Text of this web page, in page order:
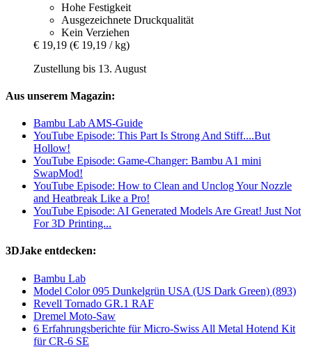
Hohe Festigkeit
Ausgezeichnete Druckqualität
Kein Verziehen
€ 19,19 (€ 19,19 / kg)
Zustellung bis 13. August
Aus unserem Magazin:
Bambu Lab AMS-Guide
YouTube Episode: This Part Is Strong And Stiff....But
Hollow!
YouTube Episode: Game-Changer: Bambu A1 mini
SwapMod!
YouTube Episode: How to Clean and Unclog Your Nozzle
and Heatbreak Like a Pro!
YouTube Episode: AI Generated Models Are Great! Just Not
For 3D Printing...
3DJake entdecken:
Bambu Lab
Model Color 095 Dunkelgrün USA (US Dark Green) (893)
Revell Tornado GR.1 RAF
Dremel Moto-Saw
6 Erfahrungsberichte für Micro-Swiss All Metal Hotend Kit
für CR-6 SE